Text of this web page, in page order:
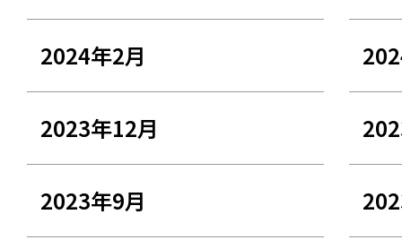
2024年2月
2023年12月
2023年9月